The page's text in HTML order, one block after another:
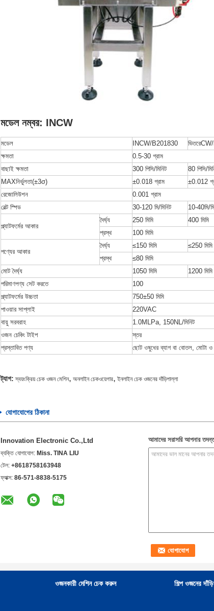
মডেল নম্বর: INCW
মডেল INCW/B201830 ভিতরে
ক্ষমতা
0.5-30 গ্রাম
বাছাই ক্ষমতা
300 পিসি/মিনিট 80 পিসি/
MAXনির্ভুলতা(±3σ)
±0.018 গ্রাম ±0.012
রেজোলিউশন
0.001 গ্রাম
বেল্ট স্পিড
30-120 মি/মিনিট 10-40মি/
প্ল্যাটফর্মের আকার
দৈর্ঘ্য 250 মিমি 400 মিমি
প্রস্থ
100 মিমি
পণ্যের আকার
দৈর্ঘ্য ≤150 মিমি ≤250 মিমি
প্রস্থ
≤80 মিমি
মোট দৈর্ঘ্য
1050 মিমি 1200 মিমি
পরিমাণপণ্য সেট করতে
100
প্ল্যাটফর্মের উচ্চতা
750±50 মিমি
পাওয়ার সাপ্লাই
220VAC
বায়ু সরবরাহ
1.0MLPa, 150NL/মিনিট
ওজন চেকিং টাইপ
স্তর
প্রস্তাবিত পণ্য
ছোট ওষুধের ব্যাগ বা বোতল, মোটা ও
ট্যাগ: স্বয়ংক্রিয় চেক ওজন মেশিন, অনলাইন চেকওয়েগার, ইনলাইন চেক ওজনের দাঁড়িপাল্লা
যোগাযোগের ঠিকানা
Innovation Electronic Co.,Ltd
ব্যক্তি যোগাযোগ: Miss. TINA LIU
টেল: +8618758163948
ফ্যাক্স: 86-571-8838-5175
আমাদের সরাসরি আপনার
ওজনকারী মেশিন চেক করুন শিল্প ওজনের